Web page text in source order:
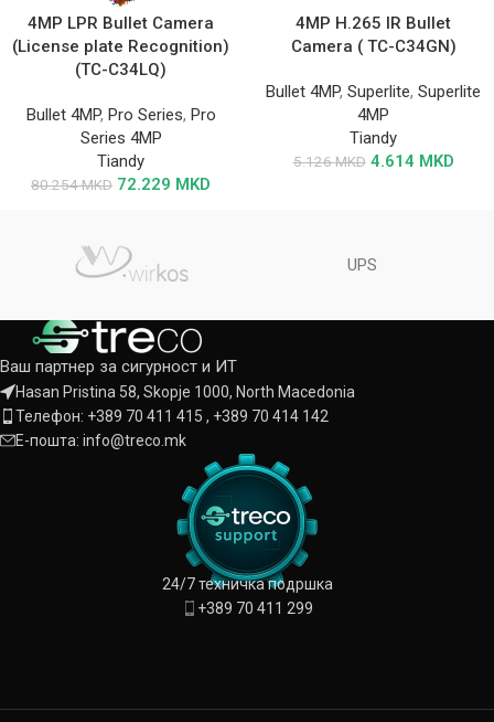
4MP LPR Bullet Camera
(License plate Recognition)
(TC-C34LQ)
Bullet 4MP, Pro Series, Pro
Series 4MP
Tiandy
80.254MKD 72.229 MKD
4MP H.265 IR Bullet
Camera ( TC-C34GN)
Bullet 4MP, Superlite, Superlite
4MP
Tiandy
5.126MKD 4.614 MKD
UPS
Ваш партнер за сигурност и ИТ
Hasan Pristina 58, Skopje 1000, North Macedonia
Телефон: +389 70 411 415 , +389 70 414 142
Е-пошта: info@treco.mk
24/7 техничка подршка
+389 70 411 299